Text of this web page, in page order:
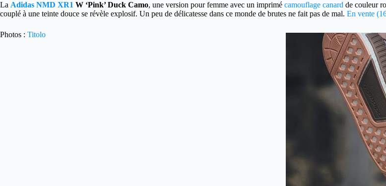
La Adidas NMD XR1 W ‘Pink’ Duck Camo, une version pour femme avec un imprimé camouflage canard de couleur
couplé à une teinte douce se révèle explosif. Un peu de délicatesse dans ce monde de brutes ne fait pas de mal. En vente
Photos : Titolo